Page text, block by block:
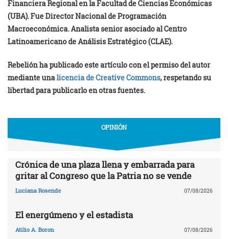
Financiera Regional en la Facultad de Ciencias Económicas
(UBA). Fue Director Nacional de Programación
Macroeconómica. Analista senior asociado al Centro
Latinoamericano de Análisis Estratégico (CLAE).
Rebelión ha publicado este artículo con el permiso del autor
mediante unalicencia de Creative Commons, respetando su
libertad para publicarlo en otras fuentes.
OPINIÓN
Crónica de una plaza llena y embarrada para
gritar al Congreso que la Patria no se vende
Luciana Rosende 07/08/2026
El energúmeno y el estadista
Atilio A. Boron 07/08/2026